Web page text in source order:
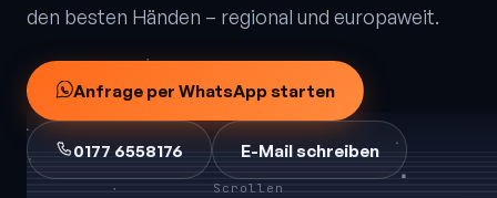
den besten Händen – regional und europaweit.
Anfrage per WhatsApp starten
0177 6558176 E-Mail schreiben
Scrollen